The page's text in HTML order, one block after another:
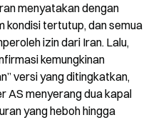
menyatakan dengan
kondisi tertutup, dan semua
izin dari Iran. Lalu,
kemungkinan
versi yang ditingkatkan,
AS menyerang dua kapal
yang heboh hingga